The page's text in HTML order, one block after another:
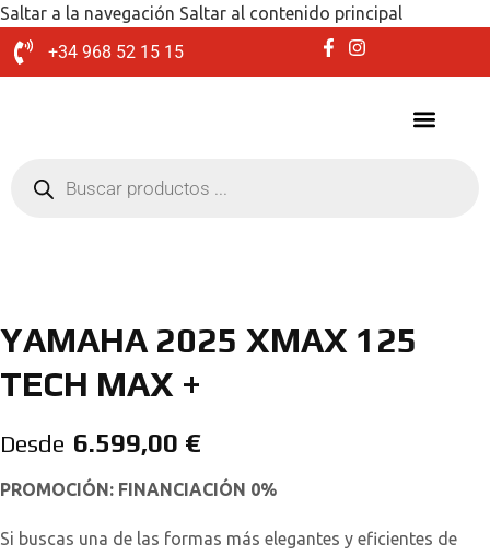
Saltar a la navegación Saltar al contenido principal
+34 968 52 15 15
YAMAHA 2025 XMAX 125
TECH MAX +
Desde 6.599,00 €
PROMOCIÓN: FINANCIACIÓN 0%
Si buscas una de las formas más elegantes y eficientes de